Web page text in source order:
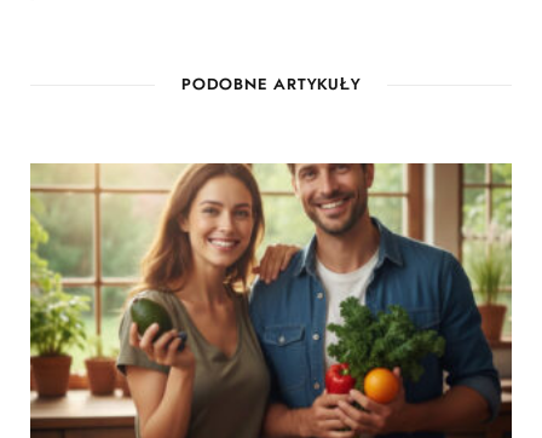
PODOBNE ARTYKUŁY